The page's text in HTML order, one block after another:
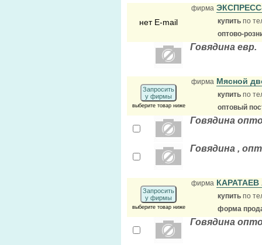
нет E-mail
фирма
купить по
оптово-
Говядина евр.
Запросить
у фирмы
выберите товар ниже
фирма Мясной
купить по
оптовый
Говядина
Говядина , опт
Запросить
у фирмы
выберите товар ниже
фирма
купить по
форма
Говядина